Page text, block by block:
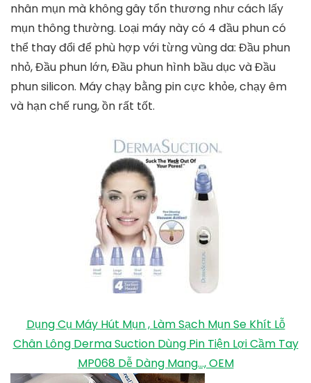
nhân mụn mà không gây tổn thương như cách lấy
mụn thông thường. Loại máy này có 4 đầu phun có
thể thay đổi để phù hợp với từng vùng da: Đầu phun
nhỏ, Đầu phun lớn, Đầu phun hình bầu dục và Đầu
phun silicon. Máy chạy bằng pin cực khỏe, chạy êm
và hạn chế rung, ồn rất tốt.
Dụng Cụ Máy Hút Mụn , Làm Sạch Mụn Se Khít Lỗ
Chân Lông Derma Suction Dùng Pin Tiện Lợi Cầm Tay
MP068 Dễ Dàng Mang..., OEM